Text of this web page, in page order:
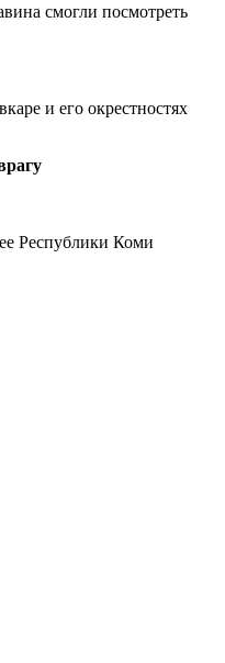
смогли посмотреть
и его окрестностях
Республики Коми